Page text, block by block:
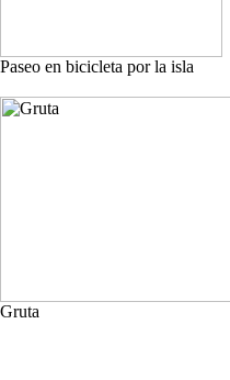
Paseo en bicicleta por la isla
Gruta